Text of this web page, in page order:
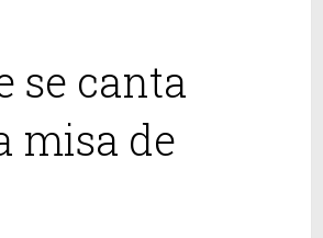
se canta
misa de